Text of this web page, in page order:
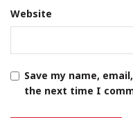
Website
Save my name,
the next time I